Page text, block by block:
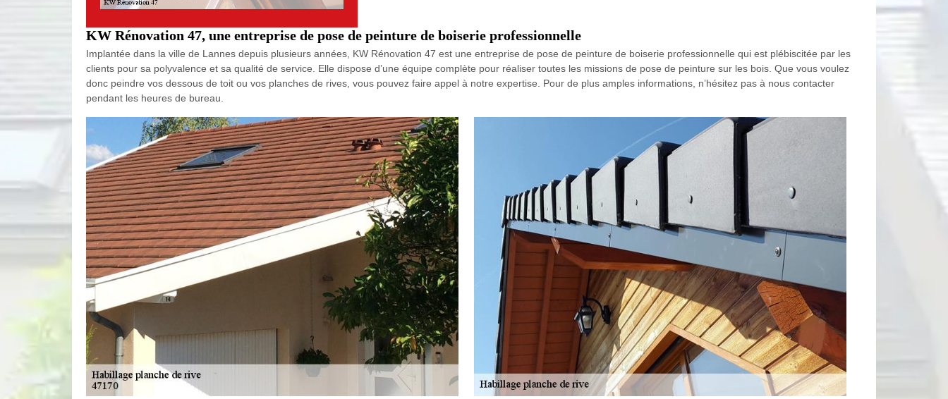
KW Rénovation 47, une entreprise de pose de peinture de boiserie professionnelle
Implantée dans la ville de Lannes depuis plusieurs années, KW Rénovation 47 est une entreprise de pose de peinture de boiserie professionnelle qui est plébiscitée par les
clients pour sa polyvalence et sa qualité de service. Elle dispose d’une équipe complète pour réaliser toutes les missions de pose de peinture sur les bois. Que vous voulez
donc peindre vos dessous de toit ou vos planches de rives, vous pouvez faire appel à notre expertise. Pour de plus amples informations, n’hésitez pas à nous contacter
pendant les heures de bureau.